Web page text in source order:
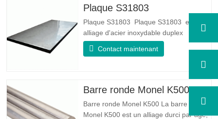
adaptée à la fabrication de ressorts…
Plaque S31803
Plaque S31803 Plaque S31803 est un
alliage d'acier inoxydable duplex
standard de qualité duplex. Il a la
microstructure d'un rapport
stabilité mécanique fiable, de ductilité et
la…
Contact maintenant
Barre ronde Monel K500
Barre ronde Monel K500 La barre ronde
Monel K500 est un alliage durci par âge,